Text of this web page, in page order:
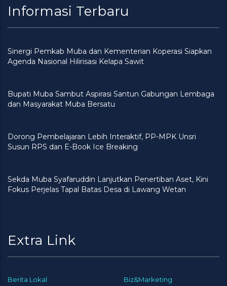
Informasi Terbaru
Sinergi Pemkab Muba dan Kementerian Koperasi Siapkan
Agenda Nasional Hilirisasi Kelapa Sawit
Bupati Muba Sambut Aspirasi Santun Gabungan Lembaga
dan Masyarakat Muba Bersatu
Dorong Pembelajaran Lebih Interaktif, PP-MPK Unsri
Susun RPS dan E-Book Ice Breaking
Sekda Muba Syafaruddin Lanjutkan Penertiban Aset, Kini
Fokus Perjelas Tapal Batas Desa di Lawang Wetan
Extra Link
Berita Lokal Biz&Marketing